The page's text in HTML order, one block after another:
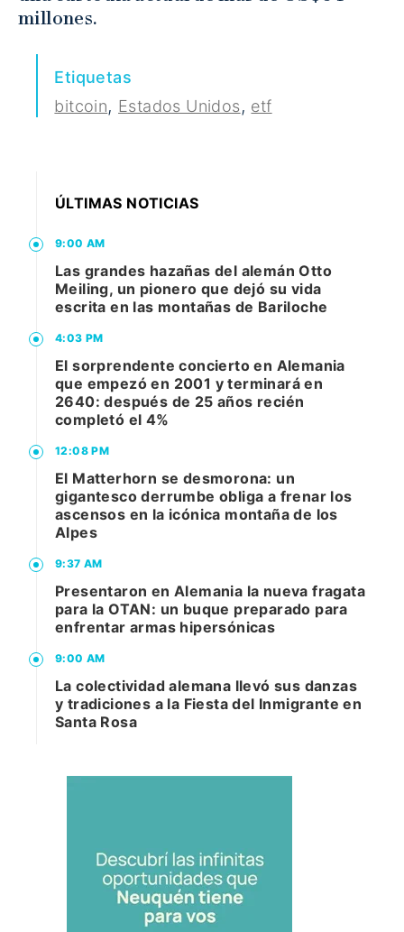
millones.
Etiquetas
bitcoin, Estados Unidos, etf
ÚLTIMAS NOTICIAS
9:00 AM
Las grandes hazañas del alemán Otto
Meiling, un pionero que dejó su vida
escrita en las montañas de Bariloche
4:03 PM
El sorprendente concierto en Alemania
que empezó en 2001 y terminará en
2640: después de 25 años recién
completó el 4%
12:08 PM
El Matterhorn se desmorona: un
gigantesco derrumbe obliga a frenar los
ascensos en la icónica montaña de los
Alpes
9:37 AM
Presentaron en Alemania la nueva fragata
para la OTAN: un buque preparado para
enfrentar armas hipersónicas
9:00 AM
La colectividad alemana llevó sus danzas
y tradiciones a la Fiesta del Inmigrante en
Santa Rosa